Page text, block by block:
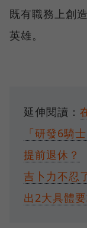
既有職務上創
英雄。
延伸閱讀：
「研發6騎
提前退休？
吉卜力不忍
出2大具體